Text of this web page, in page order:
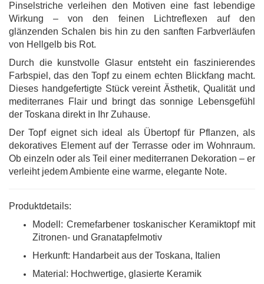
Pinselstriche verleihen den Motiven eine fast lebendige
Wirkung – von den feinen Lichtreflexen auf den
glänzenden Schalen bis hin zu den sanften Farbverläufen
von Hellgelb bis Rot.
Durch die kunstvolle Glasur entsteht ein faszinierendes
Farbspiel, das den Topf zu einem echten Blickfang macht.
Dieses handgefertigte Stück vereint Ästhetik, Qualität und
mediterranes Flair und bringt das sonnige Lebensgefühl
der Toskana direkt in Ihr Zuhause.
Der Topf eignet sich ideal als Übertopf für Pflanzen, als
dekoratives Element auf der Terrasse oder im Wohnraum.
Ob einzeln oder als Teil einer mediterranen Dekoration – er
verleiht jedem Ambiente eine warme, elegante Note.
Produktdetails:
Modell: Cremefarbener toskanischer Keramiktopf mit
Zitronen- und Granatapfelmotiv
Herkunft: Handarbeit aus der Toskana, Italien
Material: Hochwertige, glasierte Keramik